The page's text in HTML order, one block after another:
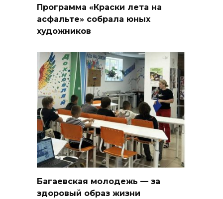
Программа «Краски лета на
асфальте» собрала юных
художников
Багаевская молодежь — за
здоровый образ жизни